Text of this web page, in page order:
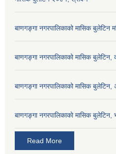
बाणगङ्गा नगरपालिकाको मासिक
बाणगङ्गा नगरपालिकाको मासिक बुलेटिन,
बाणगङ्गा नगरपालिकाको मासिक
बाणगङ्गा नगरपालिकाकाे मासिक
Read More